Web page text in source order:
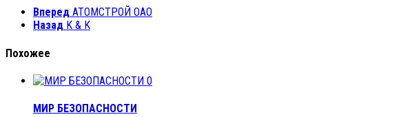
Вперед АТОМСТРОЙ ОАО
Назад K & K
Похожее
0
МИР БЕЗОПАСНОСТИ